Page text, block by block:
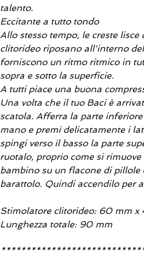
talento.
Eccitante a tutto tondo
Allo stesso tempo, le creste
clitorideo riposano all'interno
forniscono un ritmo ritmico in
sopra e sotto la superficie.
A tutti piace una buona
Una volta che il tuo Baci è
scatola. Afferra la parte
mano e premi delicatamente i
spingi verso il basso la parte
ruotalo, proprio come si
bambino su un flacone di pillole
barattolo. Quindi accendilo per
Stimolatore clitorideo: 60 mm x
Lunghezza totale: 90 mm